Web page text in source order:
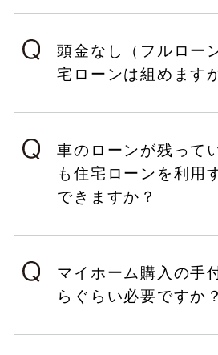
頭金なし（フルロー
宅ローンは組めます
車のローンが残って
も住宅ローンを利用
できますか？
マイホーム購入の手
らぐらい必要ですか？